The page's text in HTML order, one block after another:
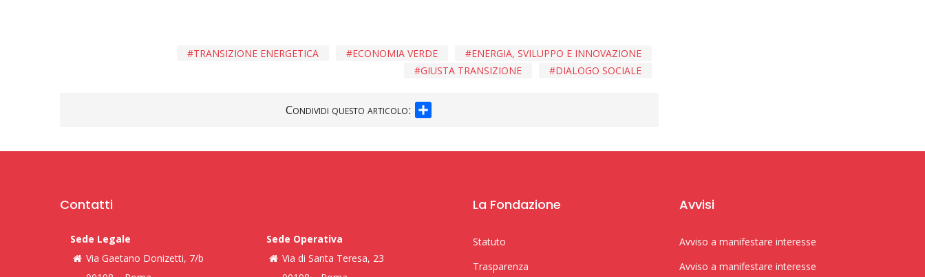
ENERGIA, SVILUPPO E INNOVAZIONE
ECONOMIA VERDE
TRANSIZIONE ENERGETICA
DIALOGO SOCIALE
GIUSTA TRANSIZIONE
Condividi questo articolo:
Contatti
Sede Legale
Via Gaetano Donizetti, 7/b
Sede Operativa
Via di Santa Teresa, 23
La Fondazione
Statuto
Trasparenza
Avvisi
Avviso a manifestare interesse
Avviso a manifestare interesse